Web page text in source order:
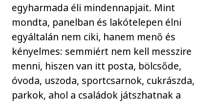
egyharmada éli mindennapjait. Mint
mondta, panelban és lakótelepen élni
egyáltalán nem ciki, hanem menő és
kényelmes: semmiért nem kell messzire
menni, hiszen van itt posta, bölcsőde,
óvoda, uszoda, sportcsarnok, cukrászda,
parkok, ahol a családok játszhatnak a